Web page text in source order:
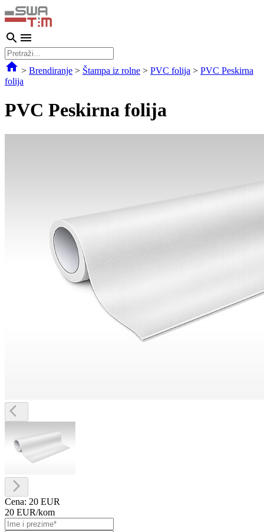
> Brendiranje > Štampa iz rolne > PVC folija > PVC Peskirna
folija
PVC Peskirna folija
Cena: 20 EUR
20 EUR/kom